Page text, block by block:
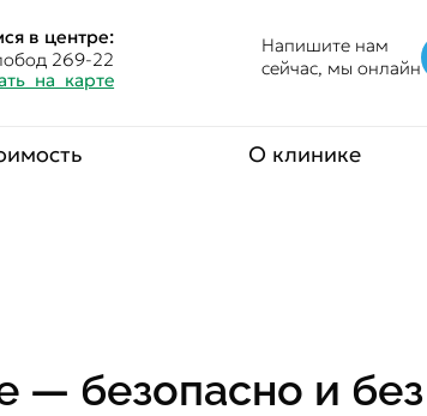
в центре:
269-22
на карте
Напишите нам
сейчас, мы онлайн
О клинике
— безопасно и без